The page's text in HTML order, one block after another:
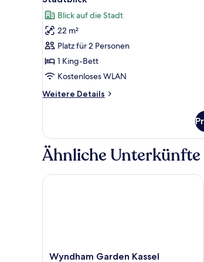
für
Comfort-
Doppelzimmer,
1 King-
Bett,
Nichtraucher,
Stadtblick
anzeigen
Blick auf die Stadt
22 m²
Platz für 2 Personen
1 King-Bett
Kostenloses WLAN
Weitere Details
Weitere
Doppelzimmer,
1 King-
Bett,
Stadtblick
Ähnliche Unterkünfte
Wyndham
Wyndham Garden Kassel
Wyndham Garden Kassel